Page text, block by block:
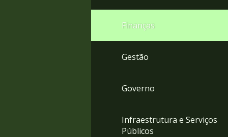
Finanças
Gestão
Governo
Infraestrutura e Serviços
Públicos